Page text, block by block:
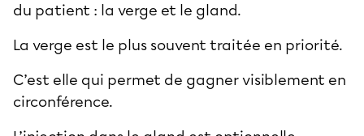
du patient : la verge et le gland.
La verge est le plus souvent traitée en priorité.
C’est elle qui permet de gagner visiblement en
circonférence.